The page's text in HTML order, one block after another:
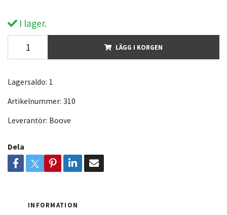
I lager.
LÄGG I KORGEN
Lagersaldo: 1
Artikelnummer: 310
Leverantör: Boove
Dela
INFORMATION